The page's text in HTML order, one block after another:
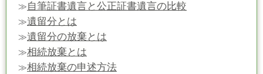
≫自筆証書遺言と公正証書遺言の比較
≫遺留分とは
≫遺留分の放棄とは
≫相続放棄とは
≫相続放棄の申述方法